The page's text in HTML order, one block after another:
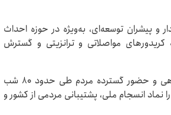
و پیشران توسعه‌ای، به‌ویژه در حوزه احداث
مواصلاتی و ترانزیتی و گسترش
در بخش دیگری از این نشست، استانداران با اشاره به همراهی و حضور گسترده مردم طی حدود ۸۰ شب
انسجام ملی، پشتیبانی مردمی از کشور و